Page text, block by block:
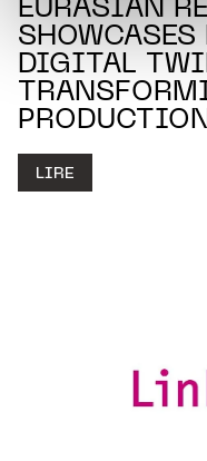
protection des
EURASIAN
DIGITAL
LIRE